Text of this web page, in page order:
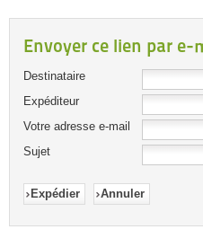
Envoyer ce lien par e-
Destinataire
Expéditeur
Votre adresse e-mail
Sujet
Expédier Annuler